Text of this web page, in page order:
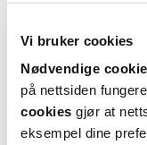
Vi bruker cookies
Nødvendige
på nettsiden
cookies gjør at
eksempel dine
ditt
Logg inn med
tilgang til alle
Velg hvilke
ha dem levert